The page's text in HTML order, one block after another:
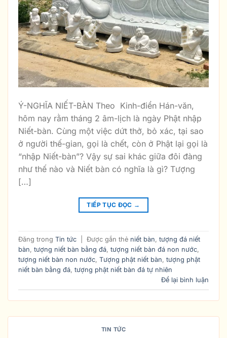
Ý-NGHĨA NIẾT-BÀN Theo Kinh-điển Hán-văn,
hôm nay rằm tháng 2 âm-lịch là ngày Phật nhập
Niết-bàn. Cùng một việc dứt thở, bỏ xác, tại sao
ở người thế-gian, gọi là chết, còn ở Phật lại gọi là
“nhập Niết-bàn”? Vậy sự sai khác giữa đôi đàng
như thế nào và Niết bàn có nghĩa là gì? Tượng
[…]
TIẾP TỤC ĐỌC →
Đăng trong Tin tức Được gắn thẻ niết bàn, tượng đá niết
bàn, tượng niết bàn bằng đá, tượng niết bàn đá non nước,
tượng niết bàn non nước, Tượng phật niết bàn, tượng phật
niết bàn bằng đá, tượng phật niết bàn đá tự nhiên
Để lại bình luận
TIN TỨC